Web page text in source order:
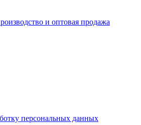
и оптовая продажа
персональных данных